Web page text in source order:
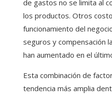
de gastos no se limita al
los productos. Otros
funcionamiento del
seguros y compensación
han aumentado en el
Esta combinación de
tendencia más amplia